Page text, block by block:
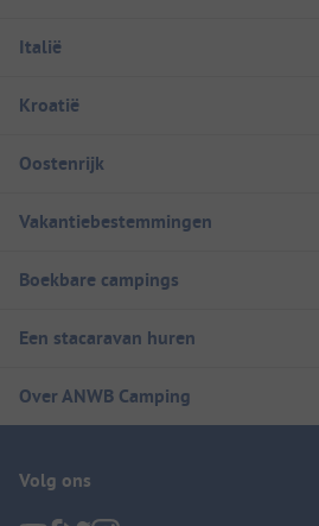
Italië
Kroatië
Oostenrijk
Vakantiebestemmingen
Boekbare campings
Een stacaravan huren
Over ANWB Camping
Volg ons